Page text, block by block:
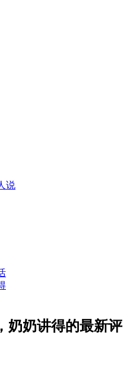
说
奶奶讲得的最新评